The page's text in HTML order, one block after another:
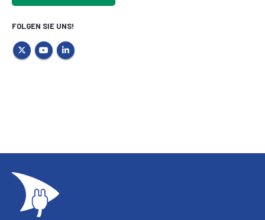
FOLGEN SIE UNS!